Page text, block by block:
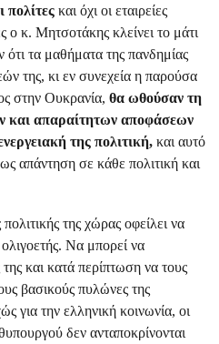
πολίτες και όχι οι εταιρείες
ο κ. Μητσοτάκης κλείνει το μάτι
τα μαθήματα της πανδημίας
της, κι εν συνεχεία η παρούσα
στην Ουκρανία, θα ωθούσαν τη
και απαραίτητων αποφάσεων
της πολιτική, και αυτό
απάντηση σε κάθε πολιτική και
της χώρας οφείλει να
Να μπορεί να
και κατά περίπτωση να τους
βασικούς πυλώνες της
για την ελληνική κοινωνία, οι
δεν ανταποκρίνονται